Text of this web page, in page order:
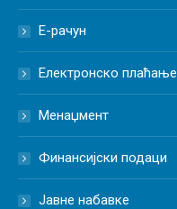
Е-рачун
Електронско плаћање
Менаџмент
Финансијски подаци
Јавне набавке